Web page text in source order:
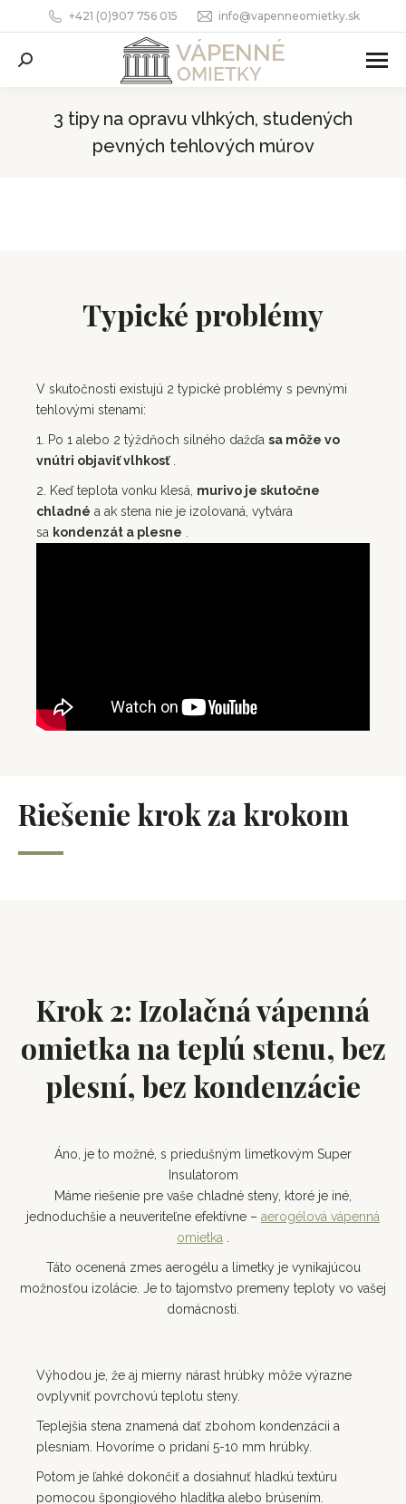
+421 (0)907 756 015 info@vapenneomietky.sk
Search:
3 tipy na opravu vlhkých, studených
pevných tehlových múrov
Typické problémy
V skutočnosti existujú 2 typické problémy s pevnými
tehlovými stenami:
1. Po 1 alebo 2 týždňoch silného dažďa sa môže vo
vnútri objaviť vlhkosť.
2. Keď teplota vonku klesá, murivo je skutočne
chladné a ak stena nie je izolovaná, vytvára
sa kondenzát a plesne
Riešenie krok za krokom
Krok 2: Izolačná vápenná
omietka na teplú stenu, bez
plesní, bez kondenzácie
Áno, je to možné, s priedušným limetkovým Super
Insulatorom
Máme riešenie pre vaše chladné steny, ktoré je iné,
jednoduchšie a neuveriteľne efektívne – aerogélová vápenná
omietka
Táto ocenená zmes aerogélu a limetky je vynikajúcou
možnosťou izolácie. Je to tajomstvo premeny teploty vo vašej
domácnosti.
Výhodou je, že aj mierny nárast hrúbky môže výrazne
ovplyvniť povrchovú teplotu steny.
Teplejšia stena znamená dať zbohom kondenzácii a
plesniam. Hovoríme o pridaní 5-10 mm hrúbky.
Potom je ľahké dokončiť a dosiahnuť hladkú textúru
pomocou špongiového hladítka alebo brúsením.